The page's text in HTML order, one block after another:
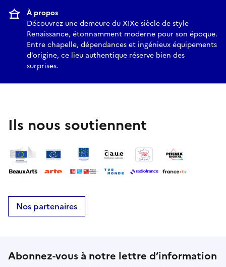
À propos
Découvrez une demeure du XIXe siècle de style
Renaissance, étonnamment moderne pour son époque.
Entre chapelle, dépendances et ingénieux équipements
d’origine, ce lieu authentique réserve bien des
surprises.
Ils nous soutiennent
Nos partenaires
Abonnez-vous à notre lettre d’information